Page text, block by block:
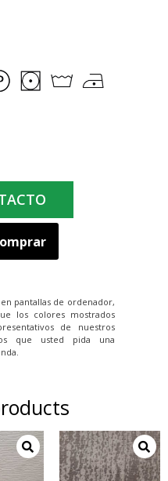
pantallas de ordenador,
los colores mostrados
de nuestros
que usted pida una